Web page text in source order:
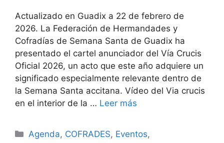
Actualizado en Guadix a 22 de febrero de
2026. La Federación de Hermandades y
Cofradías de Semana Santa de Guadix ha
presentado el cartel anunciador del Vía Crucis
Oficial 2026, un acto que este año adquiere un
significado especialmente relevante dentro de
la Semana Santa accitana. Vídeo del Via crucis
en el interior de la … Leer más
Categorías
Agenda, COFRADES, Eventos,